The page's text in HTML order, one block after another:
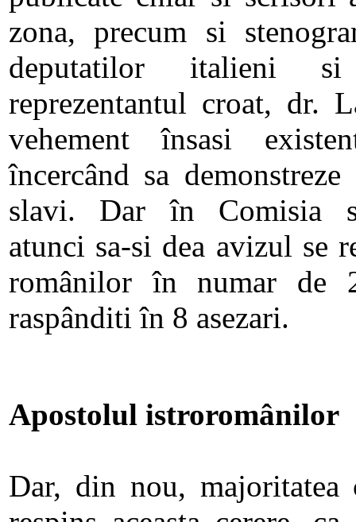
zona, precum si
deputatilor italieni
reprezentantul croat, dr.
vehement însasi
încercând sa
slavi. Dar în Comisia
atunci sa-si dea avizul se
românilor în numar de
raspânditi în 8 asezari.
Apostolul istroromânilor
Dar, din nou,